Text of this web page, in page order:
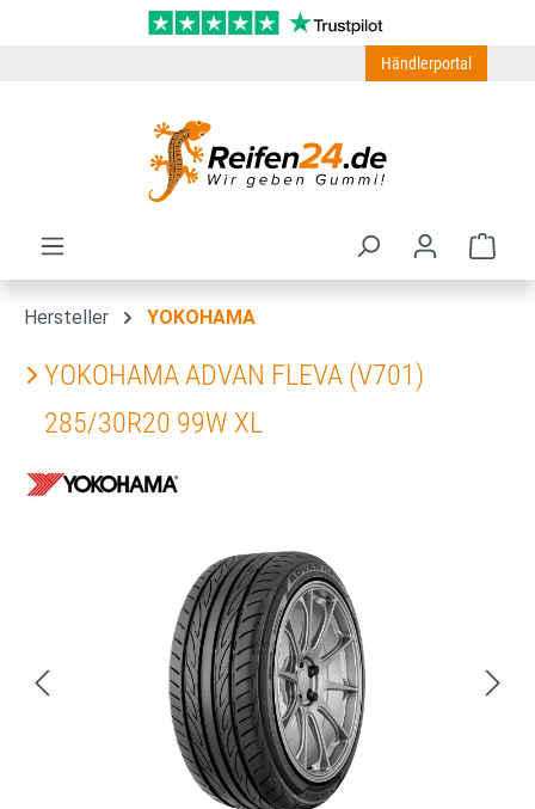
Zum Hauptinhalt springen
Händlerportal
Hersteller YOKOHAMA
YOKOHAMA ADVAN FLEVA (V701)
285/30R20 99W XL
Bildergalerie überspringen